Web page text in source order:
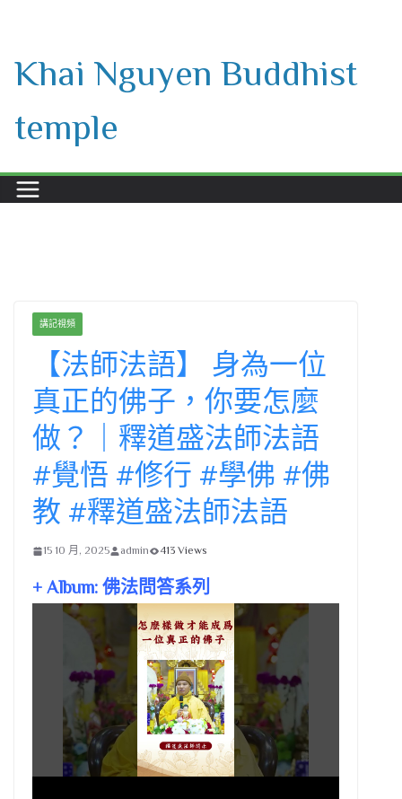
content
Khai Nguyen Buddhist
temple
講記視頻
【法師法語】 身為一位
真正的佛子，你要怎麼
做？｜釋道盛法師法語
#覺悟 #修行 #學佛 #佛
教 #釋道盛法師法語
15 10 月, 2025 admin 413 Views
+ Album: 佛法問答系列